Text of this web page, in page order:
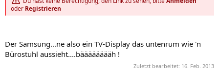
oder Registrieren
Der Samsung...ne also ein TV-Display das untenrum wie 'n
Bürostuhl aussieht....bääääääääh !
Zuletzt bearbeitet: 16. Feb. 2013